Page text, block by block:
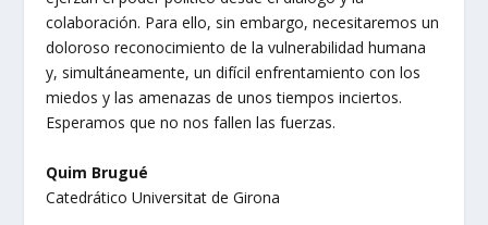
colaboración. Para ello, sin embargo, necesitaremos un
doloroso reconocimiento de la vulnerabilidad humana
y, simultáneamente, un difícil enfrentamiento con los
miedos y las amenazas de unos tiempos inciertos.
Esperamos que no nos fallen las fuerzas.
Quim Brugué
Catedrático Universitat de Girona